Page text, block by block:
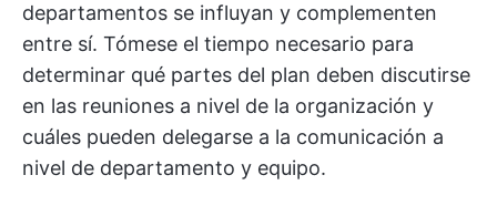
departamentos se influyan y complementen
entre sí. Tómese el tiempo necesario para
determinar qué partes del plan deben discutirse
en las reuniones a nivel de la organización y
cuáles pueden delegarse a la comunicación a
nivel de departamento y equipo.